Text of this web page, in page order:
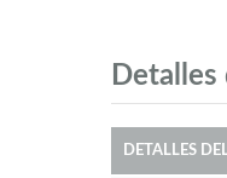
DETALLES